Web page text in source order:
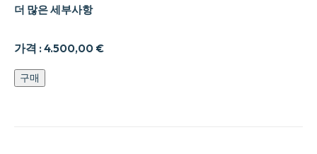
가격 :4.500,00 €
더 많은 세부사항
Traicte9
du
구매